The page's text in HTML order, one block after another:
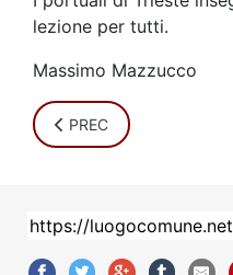
lezione per tutti.
Massimo Mazzucco
ARTICOLO
PREC